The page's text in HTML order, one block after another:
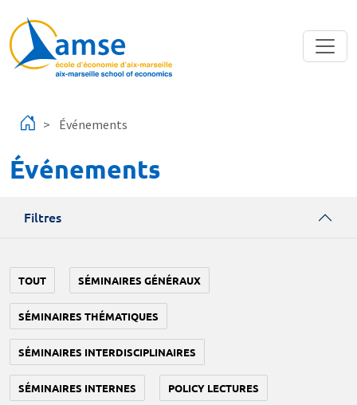
Événements
Événements
Filtres
TOUT SÉMINAIRES GÉNÉRAUX
SÉMINAIRES THÉMATIQUES
SÉMINAIRES INTERDISCIPLINAIRES
SÉMINAIRES INTERNES POLICY LECTURES